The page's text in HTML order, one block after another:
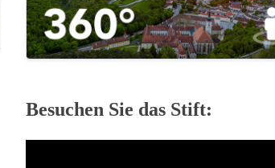
Besuchen Sie das Stift: